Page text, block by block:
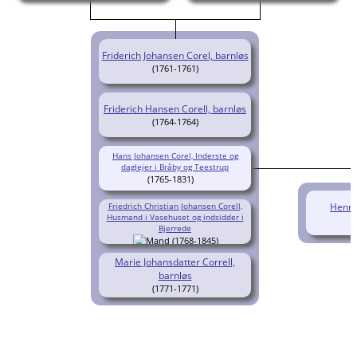
Friderich Johansen Corel, barnløs
(1761-1761)
Friderich Hansen Corell, barnløs
(1764-1764)
Friedrich Christian Johansen Corell,
Husmand i Vasehuset og indsidder i
Bjerrede
(1768-1845)
Marie Johansdatter Correll,
barnløs
(1771-1771)
Hans Johansen Corel, Inderste og
daglejer i Bråby og Teestrup
(1765-1831)